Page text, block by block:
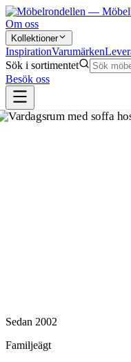
Om oss
Kollektioner
InspirationVarumärken
Sök i sortimentet
Besök oss
Sedan 2002
Familjeägt